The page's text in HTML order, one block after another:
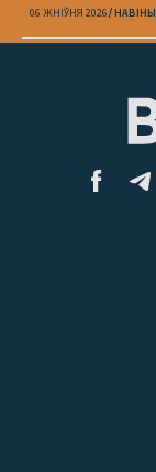
06 ЖНІЎНЯ 2026 НАВІНЫ